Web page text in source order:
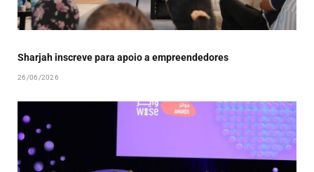
Sharjah inscreve para apoio a empreendedores
26/06/2026